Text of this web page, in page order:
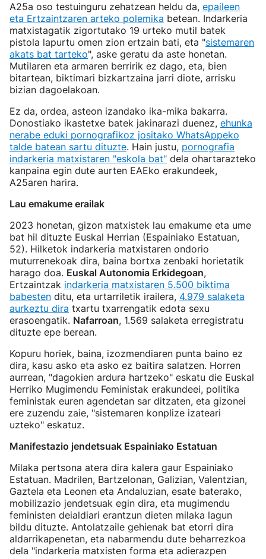
A25a oso testuinguru zehatzean heldu da, epaileen
eta Ertzaintzaren arteko polemika betean. Indarkeria
matxistagatik zigortutako 19 urteko mutil batek
pistola lapurtu omen zion ertzain bati, eta "sistemaren
akats bat tarteko", aske geratu da aste honetan.
Mutilaren eta armaren berririk ez dago, eta, bien
bitartean, biktimari bizkartzaina jarri diote, arrisku
bizian dagoelakoan.
Ez da, ordea, asteon izandako ika-mika bakarra.
Donostiako ikastetxe batek jakinarazi duenez, ehunka
nerabe eduki pornografikoz jositako WhatsAppeko
talde batean sartu dituzte. Hain justu, pornografia
indarkeria matxistaren "eskola bat" dela ohartarazteko
kanpaina egin dute aurten EAEko erakundeek,
A25aren harira.
Lau emakume erailak
2023 honetan, gizon matxistek lau emakume eta ume
bat hil dituzte Euskal Herrian (Espainiako Estatuan,
52). Hilketok indarkeria matxistaren ondorio
muturrenekoak dira, baina bortxa zenbaki horietatik
harago doa. Euskal Autonomia Erkidegoan,
Ertzaintzak indarkeria matxistaren 5.500 biktima
babesten ditu, eta urtarriletik irailera, 4.979 salaketa
aurkeztu dira txartu txarrengatik edota sexu
erasoengatik. Nafarroan, 1.569 salaketa erregistratu
dituzte epe berean.
Kopuru horiek, baina, izozmendiaren punta baino ez
dira, kasu asko eta asko ez baitira salatzen. Horren
aurrean, "dagokien ardura hartzeko" eskatu die Euskal
Herriko Mugimendu Feministak erakundeei, politika
feministak euren agendetan sar ditzaten, eta gizonei
ere zuzendu zaie, "sistemaren konplize izateari
uzteko" eskatuz.
Manifestazio jendetsuak Espainiako Estatuan
Milaka pertsona atera dira kalera gaur Espainiako
Estatuan. Madrilen, Bartzelonan, Galizian, Valentzian,
Gaztela eta Leonen eta Andaluzian, esate baterako,
mobilizazio jendetsuak egin dira, eta mugimendu
feministen deialdiari erantzun dieten milaka lagun
bildu dituzte. Antolatzaile gehienak bat etorri dira
aldarrikapenetan, eta nabarmendu dute beharrezkoa
dela "indarkeria matxisten forma eta adierazpen